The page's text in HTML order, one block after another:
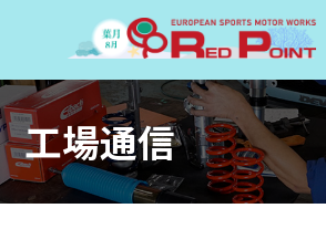
ホーム
トピックス
工場通信